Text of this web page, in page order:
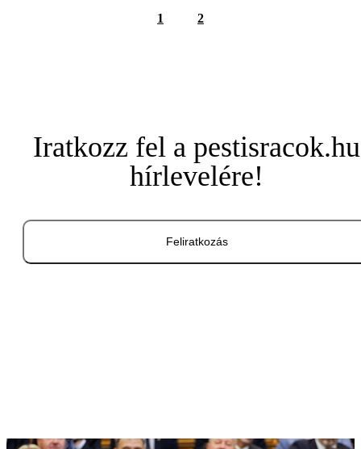
1 2
Iratkozz fel a pestisracok.hu
hírlevelére!
Feliratkozás